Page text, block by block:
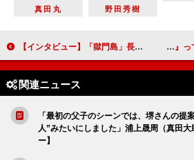
真田丸
野田秀樹
【インタビュー】「獄門島」長谷川博己「金田一耕助を演じてきた歴代の俳優の中に、自分の名前が連なると思うとすごくうれしかったです」
関連ニュース
「最初の父子のシーンでは、堺さんの提
人”みたいにしました」浦上晟周（真田
ー】